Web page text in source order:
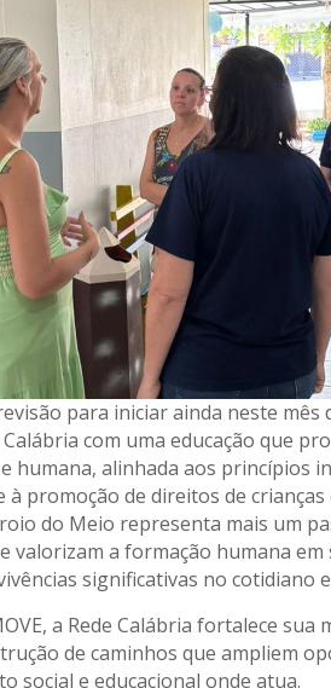
para iniciar ainda neste
com uma educação que
humana, alinhada aos princípios
à promoção de direitos de
do Meio representa mais um
valorizam a formação humana
significativas no cotidiano
a Rede Calábria fortalece sua
de caminhos que ampliem
social e educacional onde atua.